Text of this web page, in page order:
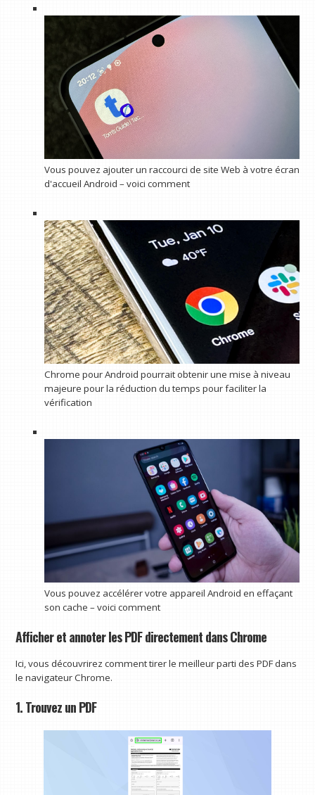
Vous pouvez ajouter un raccourci de site Web à votre écran
d'accueil Android – voici comment
Chrome pour Android pourrait obtenir une mise à niveau
majeure pour la réduction du temps pour faciliter la
vérification
Vous pouvez accélérer votre appareil Android en effaçant
son cache – voici comment
Afficher et annoter les PDF directement dans Chrome
Ici, vous découvrirez comment tirer le meilleur parti des PDF dans
le navigateur Chrome.
1. Trouvez un PDF